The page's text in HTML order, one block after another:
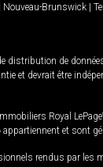
Nouveau-Brunswick |
distribution de
et devrait être
Royal LePage
et sont
rendus par les